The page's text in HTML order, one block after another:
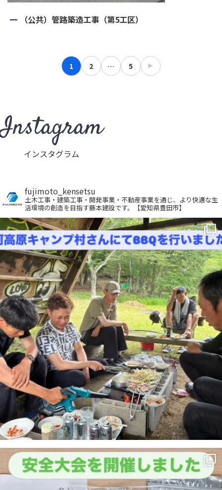
（公共）管路築造工事（第5工区）
1 2 … 5
Instagram
インスタグラム
fujimoto_kensetsu
土木工事・建築工事・開発事業・不動産事業を通じ、より快適な生
活環境の創造を目指す藤本建設です。【愛知県豊田市】